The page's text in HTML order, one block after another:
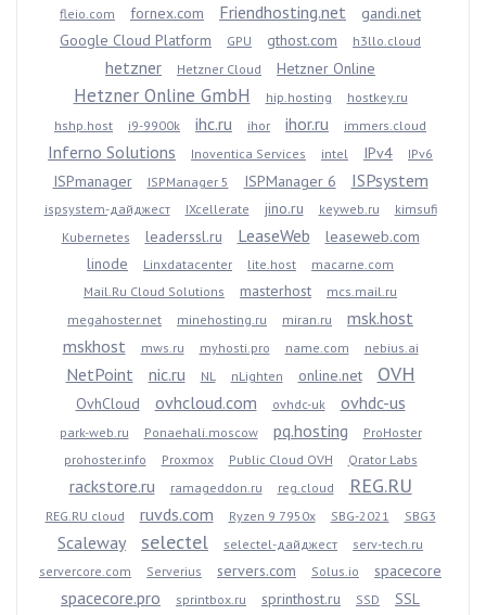
fleio.com fornex.com Friendhosting.net
gandi.net
Google Cloud Platform
GPU gthost.com h3llo.cloud
hetzner Hetzner Cloud Hetzner Online
Hetzner Online GmbH hip.hosting
hostkey.ru
hshp.host
i9-9900k ihc.ru ihor ihor.ru immers.cloud
Inferno Solutions Inoventica Services intel IPv4 IPv6
ISPmanager ISPManager 5 ISPManager 6 ISPsystem
ispsystem-дайджест IXcellerate jino.ru keyweb.ru
kimsufi
Kubernetes
leaderssl.ru LeaseWeb
leaseweb.com
linode
Linxdatacenter lite.host
macarne.com
Mail.Ru Cloud Solutions
masterhost
mcs.mail.ru
megahoster.net
minehosting.ru miran.ru
msk.host
mskhost
mws.ru myhosti.pro name.com nebius.ai
NetPoint nic.ru NL nLighten online.net OVH
OvhCloud ovhcloud.com ovhdc-uk ovhdc-us
park-web.ru Ponaehali.moscow pq.hosting
ProHoster
prohoster.info
Proxmox Public Cloud OVH Qrator Labs
rackstore.ru ramageddon.ru reg.cloud REG.RU
REG.RU cloud ruvds.com Ryzen 9 7950x SBG-2021 SBG3
Scaleway selectel selectel-дайджест
serv-tech.ru
servercore.com
Serverius servers.com Solus.io spacecore
spacecore.pro sprintbox.ru sprinthost.ru SSD
SSL